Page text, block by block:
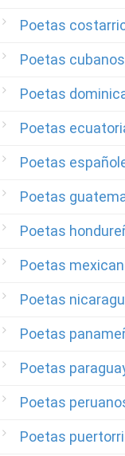
Poetas
Poetas cubanos
Poetas
Poetas
Poetas
Poetas
Poetas
Poetas
Poetas
Poetas
Poetas
Poetas
Poetas